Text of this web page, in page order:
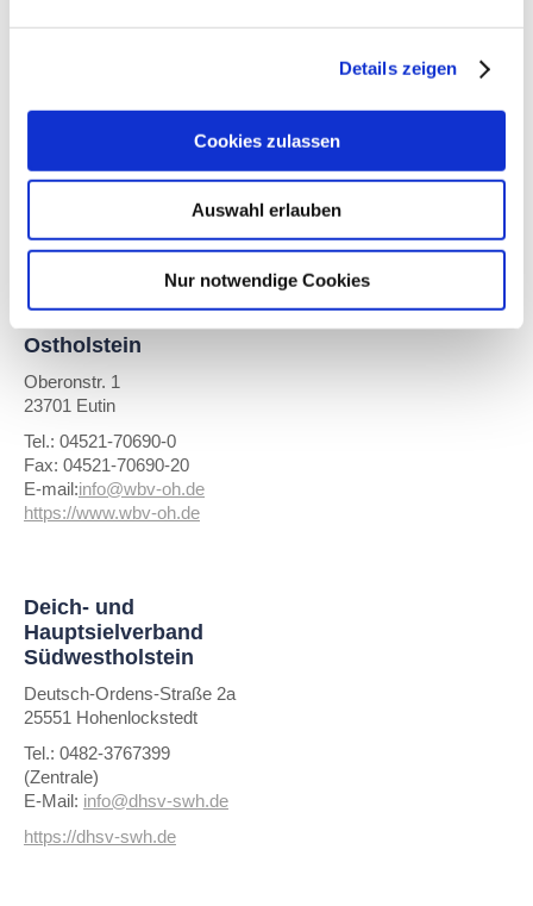
Details zeigen
Cookies zulassen
Auswahl erlauben
Nur notwendige Cookies
Föhr
E-mail:dsv-foehr@t-
Ostholstein
Oberonstr. 1
23701 Eutin
Tel.: 04521-70690-0
Fax: 04521-70690-20
E-mail:info@wbv-oh.de
https://www.wbv-oh.de
Deich- und
Hauptsielverband
Südwestholstein
Deutsch-Ordens-Straße 2a
25551 Hohenlockstedt
Tel.: 0482-3767399
(Zentrale)
E-Mail: info@dhsv-swh.de
https://dhsv-swh.de